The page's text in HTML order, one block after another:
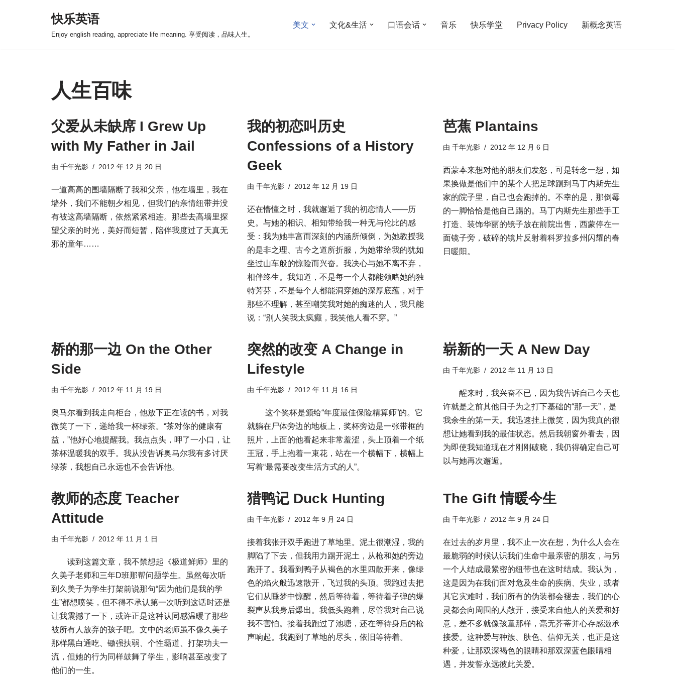
快乐英语
Enjoy english reading, appreciate life meaning. 享受阅读，品味人生。
美文 文化&生活 口语会话 音乐 快乐学堂 Privacy Policy 新概念英语
人生百味
父爱从未缺席 I Grew Up
with My Father in Jail
由 千年光影 2012 年 12 月 20 日
一道高高的围墙隔断了我和父亲，他在墙里，我在
墙外，我们不能朝夕相见，但我们的亲情纽带并没
有被这高墙隔断，依然紧紧相连。那些去高墙里探
望父亲的时光，美好而短暂，陪伴我度过了天真无
邪的童年……
我的初恋叫历史
Confessions of a History
Geek
由 千年光影 2012 年 12 月 19 日
还在懵懂之时，我就邂逅了我的初恋情人——历
史。与她的相识、相知带给我一种无与伦比的感
受：我为她丰富而深刻的内涵所倾倒，为她教授我
的是非之理、古今之道所折服，为她带给我的犹如
坐过山车般的惊险而兴奋。我决心与她不离不弃，
相伴终生。我知道，不是每一个人都能领略她的独
特芳芬，不是每个人都能洞穿她的深厚底蕴，对于
那些不理解，甚至嘲笑我对她的痴迷的人，我只能
说：“别人笑我太疯癫，我笑他人看不穿。”
芭蕉 Plantains
由 千年光影 2012 年 12 月 6 日
西蒙本来想对他的朋友们发怒，可是转念一想，如
果换做是他们中的某个人把足球踢到马丁内斯先生
家的院子里，自己也会跑掉的。不幸的是，那倒霉
的一脚恰恰是他自己踢的。马丁内斯先生那些手工
打造、装饰华丽的镜子放在前院出售，西蒙停在一
面镜子旁，破碎的镜片反射着科罗拉多州闪耀的春
日暖阳。
桥的那一边 On the Other
Side
由 千年光影 2012 年 11 月 19 日
奥马尔看到我走向柜台，他放下正在读的书，对我
微笑了一下，递给我一杯绿茶。“茶对你的健康有
益，”他好心地提醒我。我点点头，呷了一小口，让
茶杯温暖我的双手。我从没告诉奥马尔我有多讨厌
绿茶，我想自己永远也不会告诉他。
突然的改变 A Change in
Lifestyle
由 千年光影 2012 年 11 月 16 日
这个奖杯是颁给“年度最佳保险精算师”的。它
就躺在尸体旁边的地板上，奖杯旁边是一张带框的
照片，上面的他看起来非常羞涩，头上顶着一个纸
王冠，手上抱着一束花，站在一个横幅下，横幅上
写着“最需要改变生活方式的人”。
崭新的一天 A New Day
由 千年光影 2012 年 11 月 13 日
醒来时，我兴奋不已，因为我告诉自己今天也
许就是之前其他日子为之打下基础的“那一天”，是
我余生的第一天。我迅速挂上微笑，因为我真的很
想让她看到我的最佳状态。然后我朝窗外看去，因
为即使我知道现在才刚刚破晓，我仍得确定自己可
以与她再次邂逅。
教师的态度 Teacher
Attitude
由 千年光影 2012 年 11 月 1 日
读到这篇文章，我不禁想起《极道鲜师》里的
久美子老师和三年D班那帮问题学生。虽然每次听
到久美子为学生打架前说那句“因为他们是我的学
生”都想喷笑，但不得不承认第一次听到这话时还是
让我震撼了一下，或许正是这种认同感温暖了那些
被所有人放弃的孩子吧。文中的老师虽不像久美子
那样黑白通吃、锄强扶弱、个性霸道、打架功夫一
流，但她的行为同样鼓舞了学生，影响甚至改变了
他们的一生。
猎鸭记 Duck Hunting
由 千年光影 2012 年 9 月 24 日
接着我张开双手跑进了草地里。泥土很潮湿，我的
脚陷了下去，但我用力踢开泥土，从枪和她的旁边
跑开了。我看到鸭子从褐色的水里四散开来，像绿
色的焰火般迅速散开，飞过我的头顶。我跑过去把
它们从睡梦中惊醒，然后等待着，等待着子弹的爆
裂声从我身后爆出。我低头跑着，尽管我对自己说
我不害怕。接着我跑过了池塘，还在等待身后的枪
声响起。我跑到了草地的尽头，依旧等待着。
The Gift 情暖今生
由 千年光影 2012 年 9 月 24 日
在过去的岁月里，我不止一次在想，为什么人会在
最脆弱的时候认识我们生命中最亲密的朋友，与另
一个人结成最紧密的纽带也在这时结成。我认为，
这是因为在我们面对危及生命的疾病、失业，或者
其它灾难时，我们所有的伪装都会褪去，我们的心
灵都会向周围的人敞开，接受来自他人的关爱和好
意，差不多就像孩童那样，毫无芥蒂并心存感激承
接爱。这种爱与种族、肤色、信仰无关，也正是这
种爱，让那双深褐色的眼睛和那双深蓝色眼睛相
遇，并发誓永远彼此关爱。